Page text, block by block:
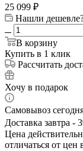
25 099 ₽
Нашли
В корзину
Купить в 1 клик
Рассчитать
Хочу в подарок
Самовывоз
Доставка завтра -
Цена
отличаться от